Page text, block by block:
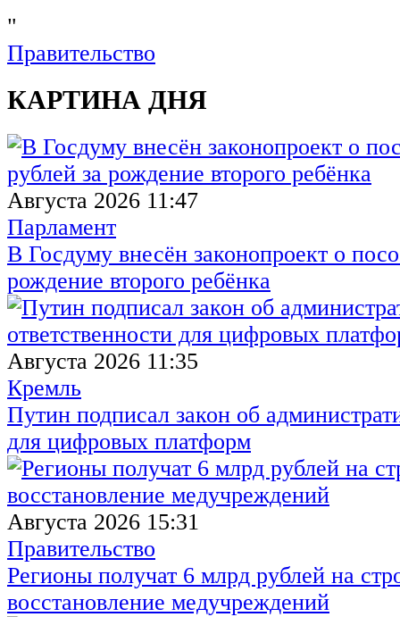
"
Правительство
КАРТИНА ДНЯ
Августа 2026 11:47
Парламент
В Госдуму внесён законопроект о
рождение второго ребёнка
Августа 2026 11:35
Кремль
Путин подписал закон об
для цифровых платформ
Августа 2026 15:31
Правительство
Регионы получат 6 млрд рублей на
восстановление медучреждений